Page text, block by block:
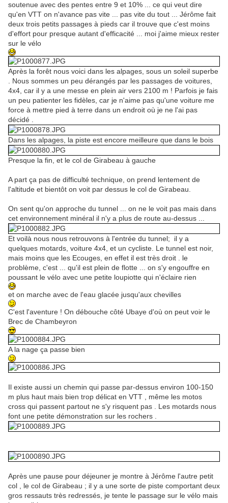
soutenue avec des pentes entre 9 et 10% ... ce qui veut dire
qu'en VTT on n'avance pas vite ... pas vite du tout ... Jérôme fait
deux trois petits passages à pieds car il trouve que c'est moins
d'effort pour presque autant d'efficacité ... moi j'aime mieux rester
sur le vélo
Après la forêt nous voici dans les alpages, sous un soleil superbe
. Nous sommes un peu dérangés par les passages de voitures,
4x4, car il y a une messe en plein air vers 2100 m ! Parfois je fais
un peu patienter les fidèles, car je n'aime pas qu'une voiture me
force à mettre pied à terre dans un endroit où je ne l'ai pas
décidé .
Dans les alpages, la piste est encore meilleure que dans le bois
Presque la fin, et le col de Girabeau à gauche
A part ça pas de difficulté technique, on prend lentement de
l'altitude et bientôt on voit par dessus le col de Girabeau.
On sent qu'on approche du tunnel ... on ne le voit pas mais dans
cet environnement minéral il n'y a plus de route au-dessus ...
Et voilà nous nous retrouvons à l'entrée du tunnel; il y a
quelques motards, voiture 4x4, et un cycliste. Le tunnel est noir,
mais moins que les Ecouges, en effet il est très droit . le
problème, c'est ... qu'il est plein de flotte ... on s'y engouffre en
poussant le vélo avec une petite loupiotte qui n'éclaire rien
et on marche avec de l'eau glacée jusqu'aux chevilles
C'est l'aventure ! On débouche côté Ubaye d'où on peut voir le
Brec de Chambeyron
A la nage ça passe bien
Il existe aussi un chemin qui passe par-dessus environ 100-150
m plus haut mais bien trop délicat en VTT , même les motos
cross qui passent partout ne s'y risquent pas . Les motards nous
font une petite démonstration sur les rochers .
Après une pause pour déjeuner je montre à Jérôme l'autre petit
col , le col de Girabeau ; il y a une sorte de piste comportant deux
gros ressauts très redressés, je tente le passage sur le vélo mais